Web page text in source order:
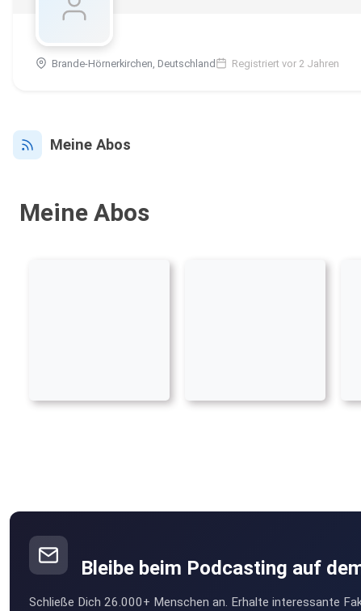
Brande-Hörnerkirchen, Deutschland Registriert vor 2 Jahren
Meine Abos
Meine Abos
Bleibe beim Podcasting auf
Schließe Dich 26.000+ Menschen an. Erhalte interessante